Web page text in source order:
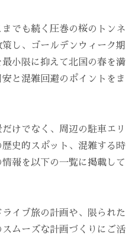
でも続く圧巻の桜のトンネ
し、ゴールデンウィーク期
小限に抑えて北国の春を満
と混雑回避のポイントをま
けでなく、周辺の駐車エリ
史的スポット、混雑する時
報を以下の一覧に掲載して
イブ旅の計画や、限られた
ムーズな計画づくりにご活